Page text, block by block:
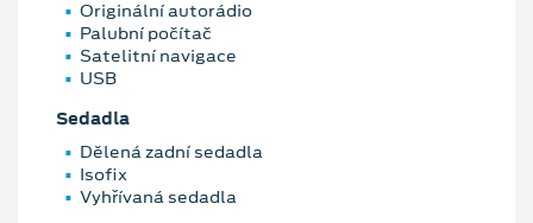
Originální autorádio
Palubní počítač
Satelitní navigace
USB
Sedadla
Dělená zadní sedadla
Isofix
Vyhřívaná sedadla